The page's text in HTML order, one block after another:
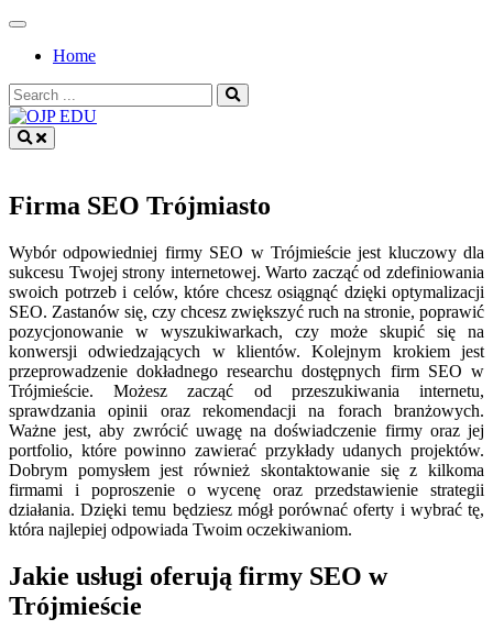
Skip
contentHome
Search
for:
Firma SEO Trójmiasto
Wybór odpowiedniej firmy SEO w Trójmieście jest kluczowy dla
sukcesu Twojej strony internetowej. Warto zacząć od zdefiniowania
swoich potrzeb i celów, które chcesz osiągnąć dzięki optymalizacji
SEO. Zastanów się, czy chcesz zwiększyć ruch na stronie, poprawić
pozycjonowanie w wyszukiwarkach, czy może skupić się na
konwersji odwiedzających w klientów. Kolejnym krokiem jest
przeprowadzenie dokładnego researchu dostępnych firm SEO w
Trójmieście. Możesz zacząć od przeszukiwania internetu,
sprawdzania opinii oraz rekomendacji na forach branżowych.
Ważne jest, aby zwrócić uwagę na doświadczenie firmy oraz jej
portfolio, które powinno zawierać przykłady udanych projektów.
Dobrym pomysłem jest również skontaktowanie się z kilkoma
firmami i poproszenie o wycenę oraz przedstawienie strategii
działania. Dzięki temu będziesz mógł porównać oferty i wybrać tę,
która najlepiej odpowiada Twoim oczekiwaniom.
Jakie usługi oferują firmy SEO w
Trójmieście